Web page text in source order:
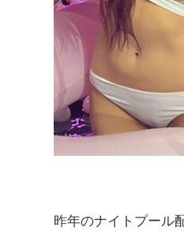
昨年のナイトプール